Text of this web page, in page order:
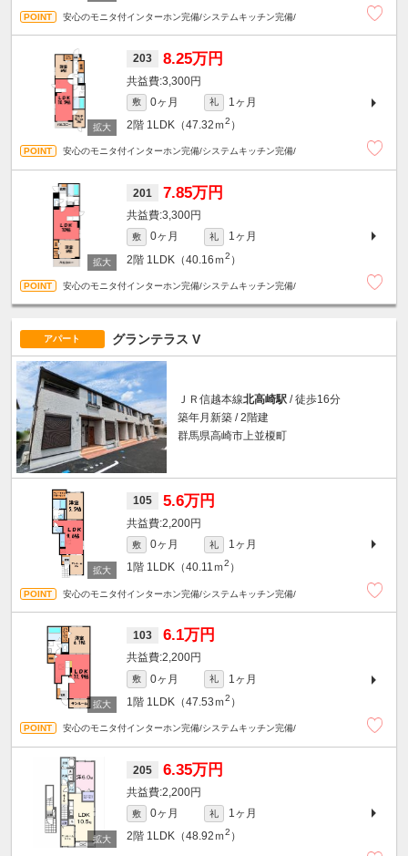
安心のモニタ付インターホン完備/システムキッチン完備/
203 8.25万円
3,300円
敷 0ヶ月 礼
1ヶ月
2階 1LDK（47.32ｍ2 ）
安心のモニタ付インターホン完備/システムキッチン完備/
201 7.85万円
3,300円
敷 0ヶ月 礼
1ヶ月
2階 1LDK（40.16ｍ2 ）
安心のモニタ付インターホン完備/システムキッチン完備/
アパート グランテラス V
ＪＲ信越本線北高崎駅 / 徒歩16分
築年月新築 / 2階建
群馬県高崎市上並榎町
105 5.6万円
2,200円
敷 0ヶ月 礼
1ヶ月
1階 1LDK（40.11ｍ2 ）
安心のモニタ付インターホン完備/システムキッチン完備/
103 6.1万円
2,200円
敷 0ヶ月 礼
1ヶ月
1階 1LDK（47.53ｍ2 ）
安心のモニタ付インターホン完備/システムキッチン完備/
205 6.35万円
2,200円
敷 0ヶ月 礼
1ヶ月
2階 1LDK（48.92ｍ2 ）